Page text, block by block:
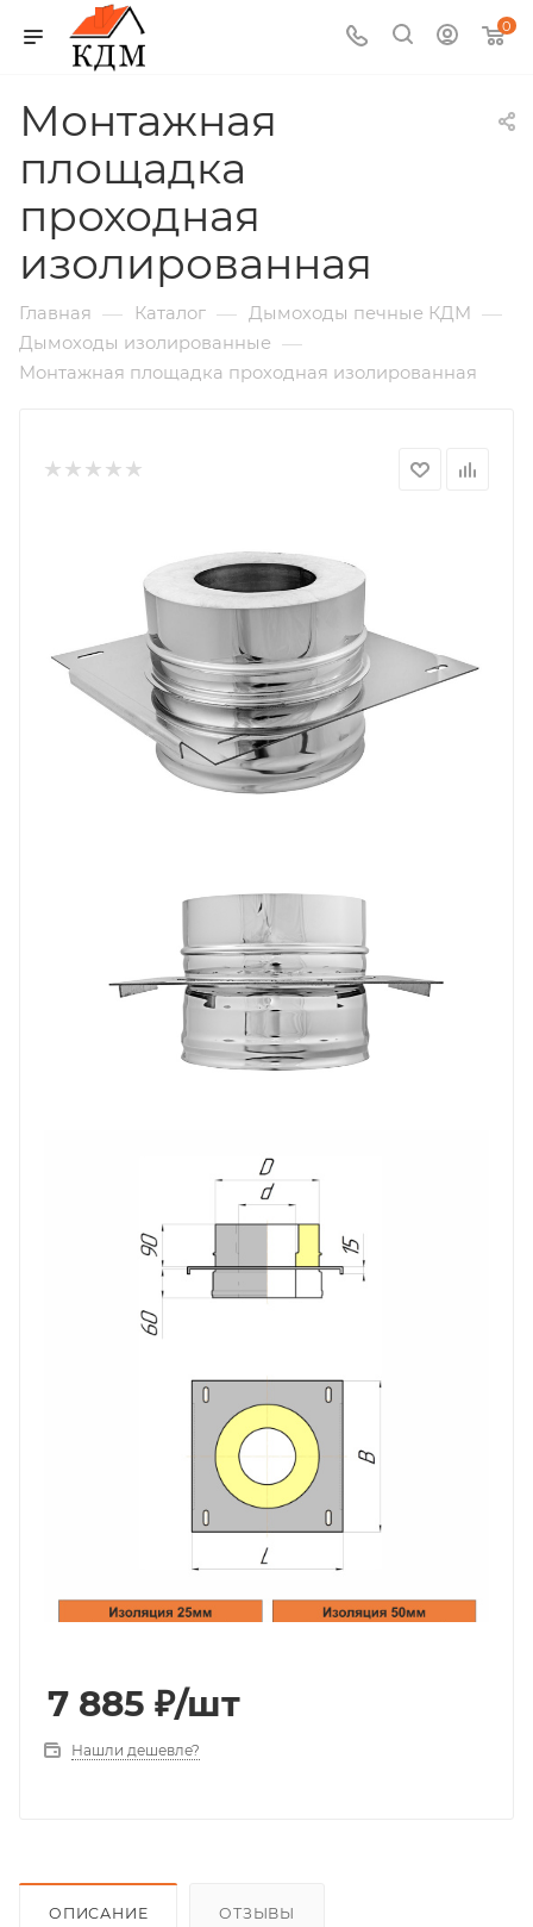
0
Монтажная
площадка
проходная
изолированная
Главная — Каталог — Дымоходы печные КДМ —
Дымоходы изолированные —
Монтажная площадка проходная изолированная
7 885 ₽/шт
Нашли дешевле?
ОПИСАНИЕ ОТЗЫВЫ